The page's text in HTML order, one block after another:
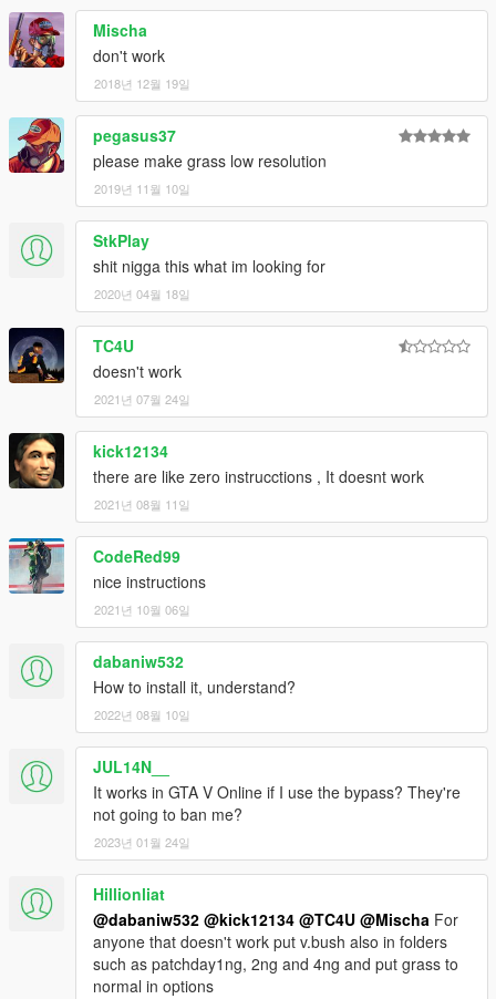
Mischa
don't work
2018년 12월 19일
pegasus37
please make grass low resolution
2019년 11월 10일
StkPlay
shit nigga this what im looking for
2020년 04월 18일
TC4U
doesn't work
2021년 07월 24일
kick12134
there are like zero instrucctions , It doesnt work
2021년 08월 11일
CodeRed99
nice instructions
2021년 10월 06일
dabaniw532
How to install it, understand?
2022년 08월 10일
JUL14N__
It works in GTA V Online if I use the bypass? They're
not going to ban me?
2023년 01월 24일
Hillionliat
@dabaniw532 @kick12134 @TC4U @Mischa For
anyone that doesn't work put v.bush also in folders
such as patchday1ng, 2ng and 4ng and put grass to
normal in options